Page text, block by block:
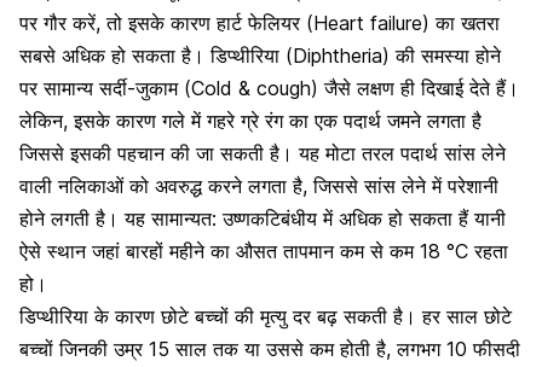
पर गौर करें, तो इसके कारणहार्ट फेलियर (Heart failure) का खतरा
सबसे अधिक हो सकता है। डिप्थीरिया (Diphtheria) की समस्या होने
पर सामान्यसर्दी-जुकाम (Cold & cough) जैसे लक्षण ही दिखाई देते हैं।
लेकिन, इसके कारण गले में गहरे ग्रे रंग का एक पदार्थ जमने लगता है
जिससे इसकी पहचान की जा सकती है। यह मोटा तरल पदार्थ सांस लेने
वाली नलिकाओं को अवरुद्ध करने लगता है, जिससे सांस लेने में परेशानी
होने लगती है। यह सामान्यत: उष्णकटिबंधीय में अधिक हो सकता हैं यानी
ऐसे स्थान जहां बारहों महीने का औसत तापमान कम से कम 18 °C रहता
हो।
डिप्थीरिया के कारण छोटेबच्चों की मृत्यु दरबढ़ सकती है। हर साल छोटे
बच्चों जिनकी उम्र 15 साल तक या उससे कम होती है, लगभग 10 फीसदी